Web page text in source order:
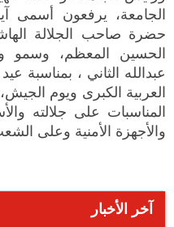
الجامعة، يرفعون أسمى
حضرة صاحب الجلالة
الحسين المعظم، وسمو
عبدالله الثاني ، بمناسبة
العربية الكبرى ويوم
المناسبات على جلالته
والأجهزة الأمنية وعلى
آخر الأخبار